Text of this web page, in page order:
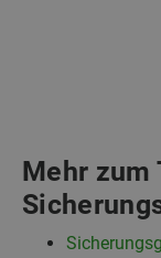
Mehr zum